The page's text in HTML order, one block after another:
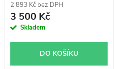
2 893 Kč bez DPH
3 500 Kč
Skladem
DO KOŠÍKU